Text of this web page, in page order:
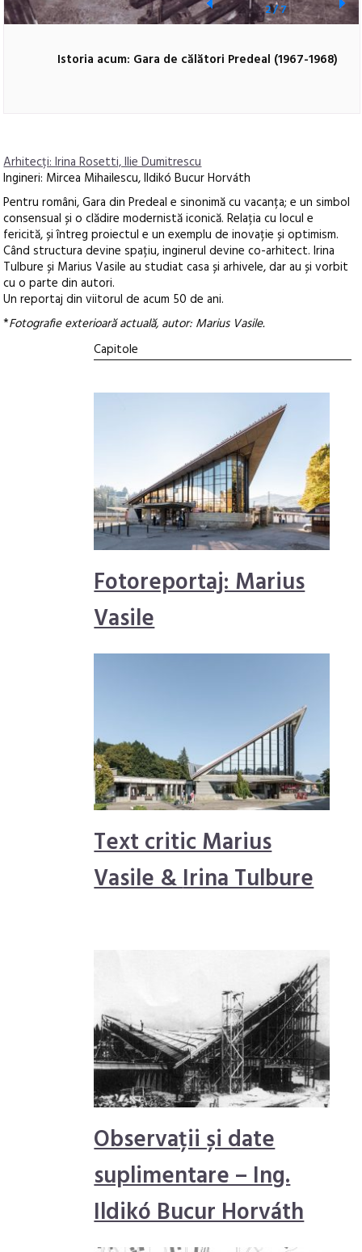
Istoria acum: Gara de călători Predeal (1967-1968)
2/7
Arhitecți: Irina Rosetti, Ilie Dumitrescu
Ingineri: Mircea Mihailescu, Ildikó Bucur Horváth
Pentru români, Gara din Predeal e sinonimă cu vacanța; e un simbol
consensual și o clădire modernistă iconică. Relația cu locul e
fericită, și întreg proiectul e un exemplu de inovație și optimism.
Când structura devine spațiu, inginerul devine co-arhitect. Irina
Tulbure și Marius Vasile au studiat casa și arhivele, dar au și vorbit
cu o parte din autori.
Un reportaj din viitorul de acum 50 de ani.
*Fotografie exterioară actuală, autor: Marius Vasile.
Capitole
Fotoreportaj: Marius
Vasile
Text critic Marius
Vasile &Irina Tulbure
Observații și date
suplimentare – Ing.
Ildikó Bucur Horváth